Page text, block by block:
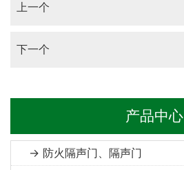
上一个
下一个
产品中心
→ 防火隔声门、隔声门